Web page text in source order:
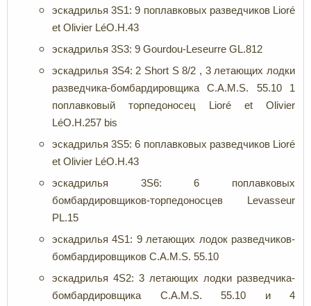
эскадрилья 3S1: 9 поплавковых разведчиков Lioré
et Olivier LéO.H.43
эскадрилья 3S3: 9 Gourdou-Leseurre GL.812
эскадрилья 3S4: 2 Short S 8/2 , 3 летающих лодки
разведчика-бомбардировщика C.A.M.S. 55.10 1
поплавковый торпедоносец Lioré et Olivier
LéO.H.257 bis
эскадрилья 3S5: 6 поплавковых разведчиков Lioré
et Olivier LéO.H.43
эскадрилья 3S6: 6 поплавковых
бомбардировщиков-торпедоносцев Levasseur
PL.15
эскадрилья 4S1: 9 летающих лодок разведчиков-
бомбардировщиков C.A.M.S. 55.10
эскадрилья 4S2: 3 летающих лодки разведчика-
бомбардировщика C.A.M.S. 55.10 и 4